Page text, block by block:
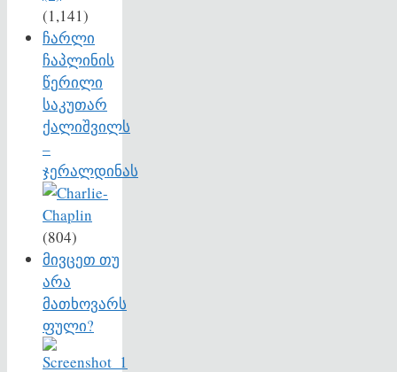
(1,141)
ჩარლი
ჩაპლინის
წერილი
საკუთარ
ქალიშვილს
–
ჯერალდინას
(804)
მივცეთ თუ
არა
მათხოვარს
ფული?